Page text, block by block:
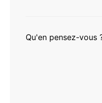
Qu'en pensez-vous